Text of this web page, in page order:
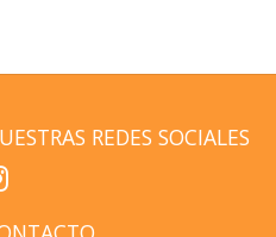
REDES SOCIALES